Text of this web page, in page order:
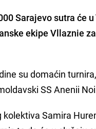
Sarajevosutra će
ekipe Vllaznie
su domaćin
SS Anenii
Samira